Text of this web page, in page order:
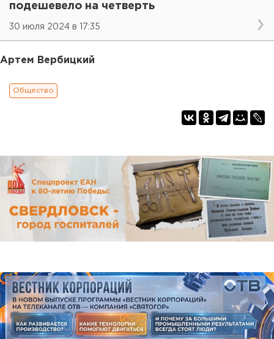
подешевело на четверть
30 июля 2024 в 17:35
Артем Вербицкий
Общество